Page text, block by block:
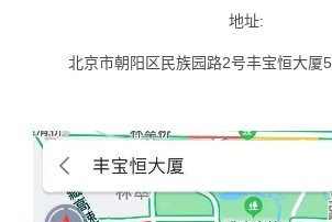
地址:
北京市朝阳区民族园路2号丰宝恒大厦